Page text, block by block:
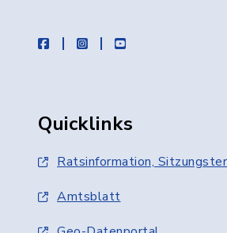
facebookinstagramyoutube
Quicklinks
Ratsinformation,
Amtsblatt